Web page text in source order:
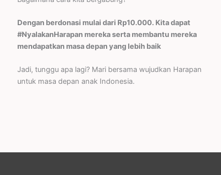
Dengan berdonasi mulai dari Rp10.000. Kita dapat
#NyalakanHarapan mereka serta membantu mereka
mendapatkan masa depan yang lebih baik
Jadi, tunggu apa lagi? Mari bersama wujudkan Harapan
untuk masa depan anak Indonesia.